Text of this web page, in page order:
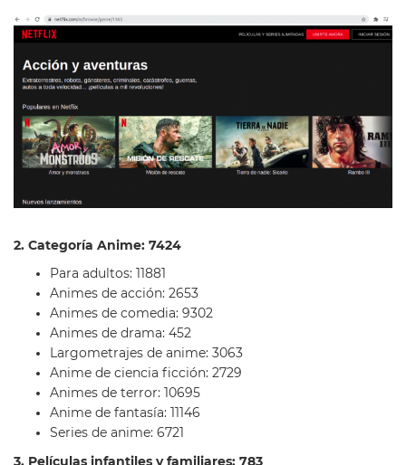
2. Categoría Anime: 7424
Para adultos: 11881
Animes de acción: 2653
Animes de comedia: 9302
Animes de drama: 452
Largometrajes de anime: 3063
Anime de ciencia ficción: 2729
Animes de terror: 10695
Anime de fantasía: 11146
Series de anime: 6721
3. Películas infantiles y familiares: 783